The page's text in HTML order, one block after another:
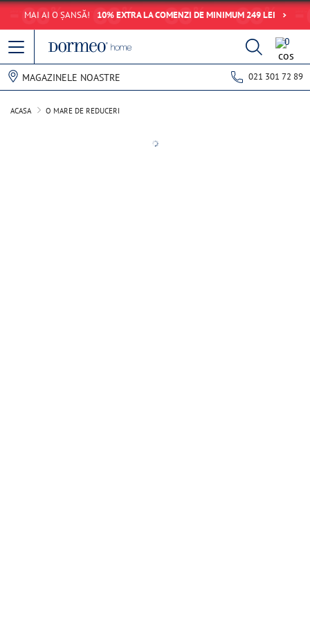
MAI AI O ȘANSĂ! 10% EXTRA LA COMENZI DE MINIMUM 249 LEI
0
MAGAZINELE NOASTRE 021 301 72 89
ACASA O MARE DE REDUCERI